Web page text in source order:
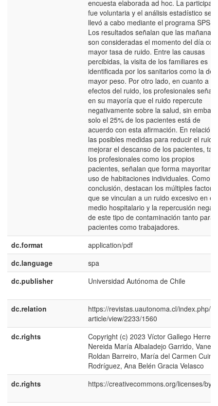
encuesta elaborada ad hoc. La
fue voluntaria y el análisis estadístico se
llevó a cabo mediante el programa SPSS.
Los resultados señalan que las mañanas
son consideradas el momento del día con
mayor tasa de ruido. Entre las causas
percibidas, la visita de los familiares es
identificada por los sanitarios como la de
mayor peso. Por otro lado, en cuanto a
efectos del ruido, los profesionales señala
en su mayoría que el ruido repercute
negativamente sobre la salud, sin
solo el 25% de los pacientes está de
acuerdo con esta afirmación. En relación
las posibles medidas para reducir el
mejorar el descanso de los pacientes,
los profesionales como los propios
pacientes, señalan que forma mayoritaria
uso de habitaciones individuales. Como
conclusión, destacan los múltiples
que se vinculan a un ruido excesivo en el
medio hospitalario y la repercusión
de este tipo de contaminación tanto para
pacientes como trabajadores.
dc.format
application/pdf
dc.language
spa
dc.publisher
Universidad Autónoma de Chile
dc.relation
https://revistas.uautonoma.cl/index.php/
article/view/2233/1560
dc.rights
Copyright (c) 2023 Víctor Gallego
Nereida María Albaladejo Garrido,
Roldan Barreiro, María del Carmen
Rodríguez, Ana Belén Gracia Velasco
dc.rights
https://creativecommons.org/licenses/by/